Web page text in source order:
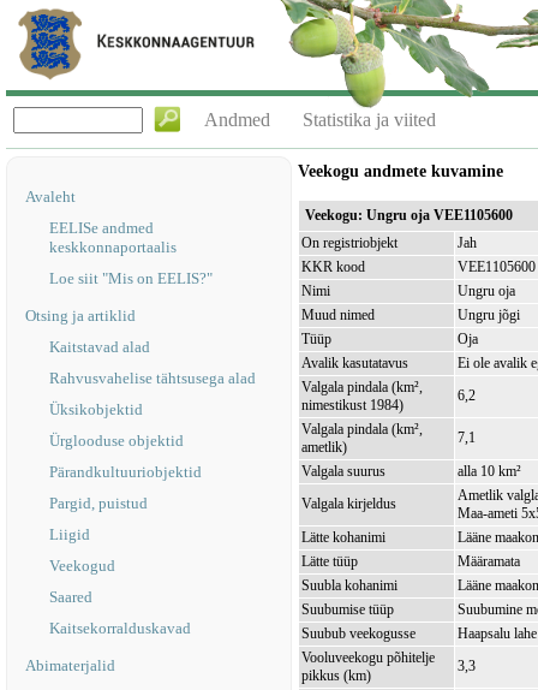
Andmed Statistika ja viited
Avaleht
EELISe andmed
keskkonnaportaalis
Loe siit "Mis on EELIS?"
Otsing ja artiklid
Kaitstavad alad
Rahvusvahelise tähtsusega alad
Üksikobjektid
Ürglooduse objektid
Pärandkultuuriobjektid
Pargid, puistud
Liigid
Veekogud
Saared
Kaitsekorralduskavad
Abimaterjalid
Veekogu andmete kuvamine
Veekogu: Ungru oja VEE1105600
On registriobjekt
Jah
KKR kood
VEE1105600
Nimi
Ungru oja
Muud nimed
Ungru jõgi
Tüüp
Oja
Avalik kasutatavus
Ei ole avalik
Valgala pindala (km²,
nimestikust 1984)
6,2
Valgala pindala (km²,
ametlik)
7,1
Valgala suurus
alla 10 km²
Valgala kirjeldus
Ametlik
Maa-ameti
Lätte kohanimi
Lääne
Lätte tüüp
Määramata
Suubla kohanimi
Lääne
Suubumise tüüp
Suubumine
Suubub veekogusse
Haapsalu
Vooluveekogu põhitelje
pikkus (km)
3,3